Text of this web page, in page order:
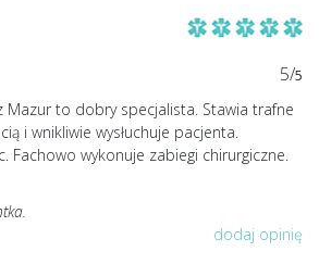
5/5
Mazur to dobry specjalista. Stawia trafne
i wnikliwie wysłuchuje pacjenta.
Fachowo wykonuje zabiegi chirurgiczne.
dodaj opinię